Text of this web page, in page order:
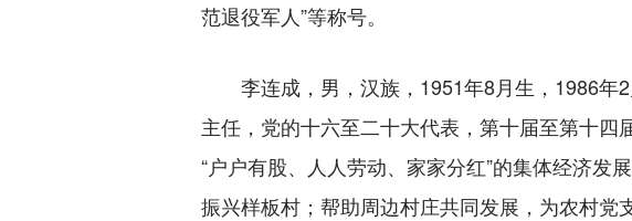
范退役军人”等称号。
李连成，男，汉族，1951年8月生，1986年2
主任，党的十六至二十大代表，第十届至第十
“户户有股、人人劳动、家家分红”的集体经济
振兴样板村；帮助周边村庄共同发展，为农村党